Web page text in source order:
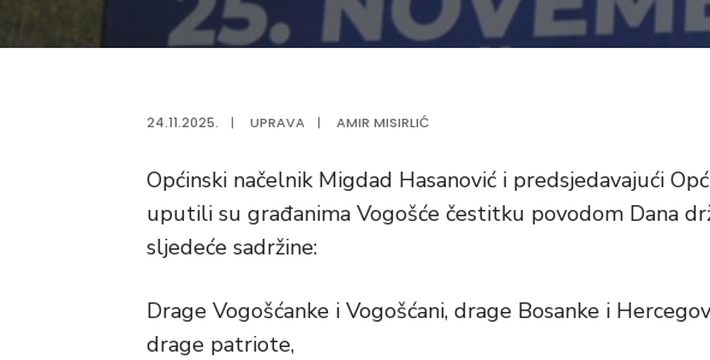
24.11.2025. | UPRAVA | AMIR MISIRLIĆ
Općinski načelnik Migdad Hasanović i predsjedavajući
uputili su građanima Vogošće čestitku povodom Dana
sljedeće sadržine:
Drage Vogošćanke i Vogošćani, drage Bosanke i
drage patriote,